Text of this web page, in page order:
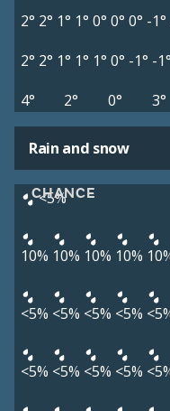
2° 2° 1° 1° 0° 0° 0° -1°
2° 2° 1° 1° 1° 0° -1° -1°
4°
2° 0° 3°
Rain and snow
CHANCE
<5%
10% 10% 10% 10%
<5% <5% <5% <5%
<5% <5% <5% <5%